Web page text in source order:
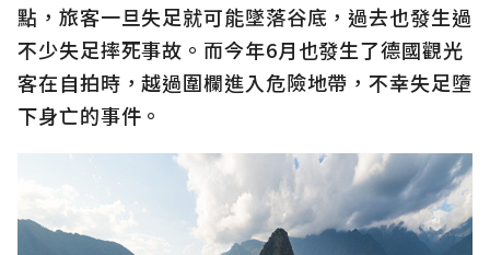
點，旅客一旦失足就可能墜落谷底，過去也發生過
不少失足摔死事故。而今年6月也發生了德國觀光
客在自拍時，越過圍欄進入危險地帶，不幸失足墮
下身亡的事件。